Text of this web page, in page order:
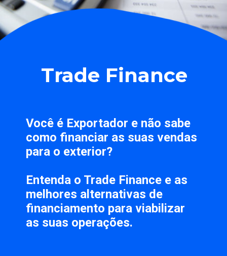
Trade Finance
Você é Exportador e não sabe
como financiar as suas vendas
para o exterior?
Entenda o Trade Finance e as
financiamento para viabilizar
as suas operações.